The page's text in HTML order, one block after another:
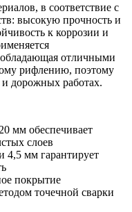
в соответствие с
высокую прочность и
к коррозии и
обладающая отличными
рифлению, поэтому
дорожных работах.
мм обеспечивает
слоев
4,5 мм гарантирует
покрытие
точечной сварки